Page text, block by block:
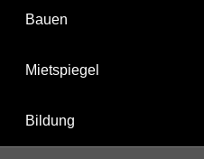
Bauen
Mietspiegel
Bildung